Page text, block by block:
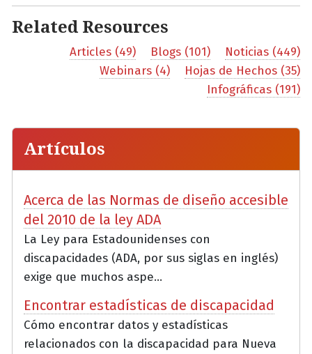
Related Resources
Articles (49) Blogs (101)
Noticias (449)
Webinars (4)
Hojas de Hechos (35)
Infográficas (191)
Artículos
Acerca de las Normas de diseño accesible
del 2010 de la ley ADA
La Ley para Estadounidenses con
discapacidades (ADA, por sus siglas en inglés)
exige que muchos aspe...
Encontrar estadísticas de discapacidad
Cómo encontrar datos y estadísticas
relacionados con la discapacidad para Nueva